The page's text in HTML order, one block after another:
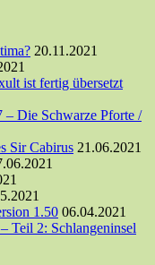
20.11.2021
ist fertig übersetzt
Die Schwarze Pforte /
Sir Cabirus 21.06.2021
1.50 06.04.2021
Teil 2: Schlangeninsel